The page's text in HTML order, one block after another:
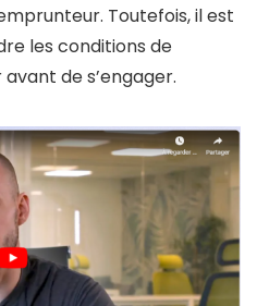
Toutefois, il est
les conditions de
de s’engager.